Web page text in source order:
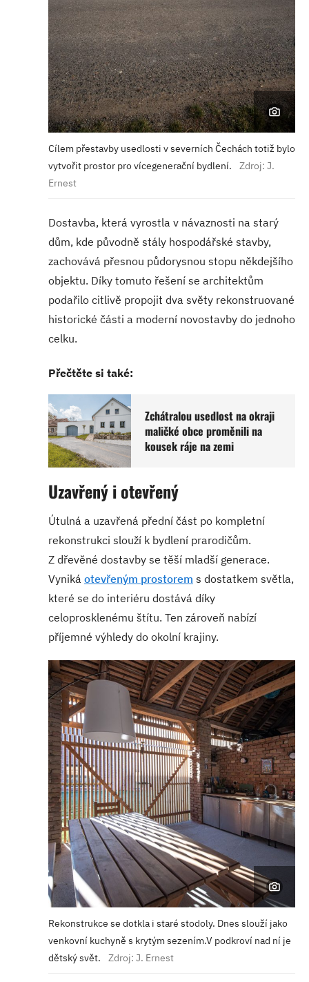
Cílem přestavby usedlosti v severních Čechách totiž bylo
vytvořit prostor pro vícegenerační bydlení.
Zdroj: J.
Ernest
Dostavba, která vyrostla v návaznosti na starý
dům, kde původně stály hospodářské stavby,
zachovává přesnou půdorysnou stopu někdejšího
objektu. Díky tomuto řešení se architektům
podařilo citlivě propojit dva světy rekonstruované
historické části a moderní novostavby do jednoho
celku.
Přečtěte si také:
Zchátralou usedlost na okraji
maličké obce proměnili na
kousek ráje na zemi
Uzavřený i otevřený
Útulná a uzavřená přední část po kompletní
rekonstrukci slouží k bydlení prarodičům.
Z dřevěné dostavby se těší mladší generace.
Vyniká otevřeným prostorem s dostatkem světla,
které se do interiéru dostává díky
celoprosklenému štítu. Ten zároveň nabízí
příjemné výhledy do okolní krajiny.
Rekonstrukce se dotkla i staré stodoly. Dnes slouží jako
venkovní kuchyně s krytým sezením.V podkroví nad ní je
dětský svět.
Zdroj: J. Ernest